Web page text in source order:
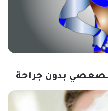
بدون جراحة